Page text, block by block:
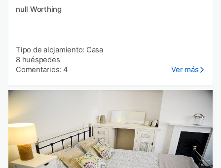
null Worthing
Tipo de alojamiento: Casa
8 huéspedes
Comentarios: 4
Ver más